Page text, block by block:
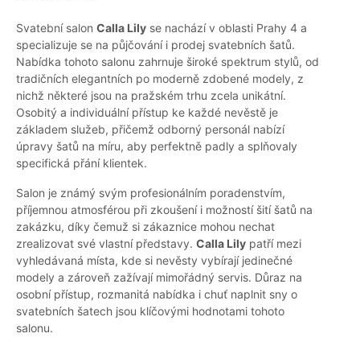
Svatební salon Calla Lily se nachází v oblasti Prahy 4 a
specializuje se na půjčování i prodej svatebních šatů.
Nabídka tohoto salonu zahrnuje široké spektrum stylů, od
tradičních elegantních po moderně zdobené modely, z
nichž některé jsou na pražském trhu zcela unikátní.
Osobitý a individuální přístup ke každé nevěstě je
základem služeb, přičemž odborný personál nabízí
úpravy šatů na míru, aby perfektně padly a splňovaly
specifická přání klientek.
Salon je známý svým profesionálním poradenstvím,
příjemnou atmosférou při zkoušení i možností šití šatů na
zakázku, díky čemuž si zákaznice mohou nechat
zrealizovat své vlastní představy. Calla Lily patří mezi
vyhledávaná místa, kde si nevěsty vybírají jedinečné
modely a zároveň zažívají mimořádný servis. Důraz na
osobní přístup, rozmanitá nabídka i chuť naplnit sny o
svatebních šatech jsou klíčovými hodnotami tohoto
salonu.